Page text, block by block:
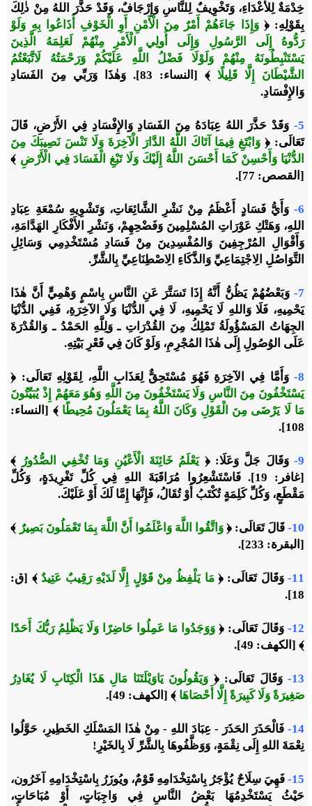
خِدْمَةٌ لِلأَعْدَاءِ، وَتَخْوِيفٌ لِلنَّاسِ وَإِرْجَافٌ، وَقَدْ حَذَّرَ اللهُ مِنْ ذٰلِكَ
بِقَوْلِهِ:﴿وَإِذَا جَاءَهُمْ أَمْرٌ مِنَ الْأَمْنِ أَوِ الْخَوْفِ أَذَاعُوا بِهِ وَلَوْ
رَدُّوهُ إِلَى الرَّسُولِ وَإِلَى أُولِي الْأَمْرِ مِنْهُمْ لَعَلِمَهُ الَّذِينَ
يَسْتَنْبِطُونَهُ مِنْهُمْ وَلَوْلَا فَضْلُ اللَّهِ عَلَيْكُمْ وَرَحْمَتُهُ لَاتَّبَعْتُمُ
الشَّيْطَانَ إِلَّا قَلِيلًا ﴾
[النساء: 83]. وَهٰذَا وَرَبِّي مِنَ الفَسَادِ
وَالإِفْسَادِ.
5-
وَقَدْ حَذَّرَ اللهُ عِبَادَهُ مِنَ الفَسَادِ وَالإِفْسَادِ فِي الأَرْضِ، قَالَ
تَعَالَى: ﴿ وَابْتَغِ فِيمَا آتَاكَ اللَّهُ الدَّارَ الْآخِرَةَ وَلَا تَنْسَ نَصِيبَكَ مِنَ
الدُّنْيَا وَأَحْسِنْ كَمَا أَحْسَنَ اللَّهُ إِلَيْكَ وَلَا تَبْغِ الْفَسَادَ فِي الْأَرْضِ ﴾
[القصص: 77].
6-
وَأَيُّ فَسَادٍ أَعْظَمُ مِنْ نَشْرِ الشَّائِعَاتِ، وَتَشْوِيهِ سُمْعَةِ عِبَادِ
اللهِ، وَهَتْكِ عَوْرَاتِ المُسْلِمِينَ وَفَضْحِهِمْ، وَنَشْرِ الأَفْكَارِ الهَدَّامَةِ،
وَأَقْوَالِ المُرْجِفِينَ وَالمُفْسِدِينَ مِنْ فَسَادِ مُسْتَخْدِمِي وَسَائِلِ
التَّوَاصُلِ الِاجْتِمَاعِيِّ وَالذَّكَاءِ الِاصْطِنَاعِيِّ بِالشَّرِّ.
7-
وَبَعْضُهُمْ يَظُنُّ أَنَّهُ إِذَا تَسَتَّرَ عَنِ النَّاسِ بِاسْمٍ وَهْمِيٍّ أَنَّ هٰذَا
يَحْمِيهِ، فَلَا وَاللهِ لَا يَحْمِيهِ، لَا فِي الدُّنْيَا وَلَا الآخِرَةِ، فَفِي الدُّنْيَا
الجِهَاتُ المَسْؤُولَةُ تَمْلِكُ مِنَ القُدْرَاتِ ـ وَلِلَّهِ الحَمْدُ ـ وَالقُدْرَةَ
عَلَى الوُصُولِ إِلَى هٰذَا المُجْرِمِ، وَلَوْ كَانَ فِي قَعْرِ بَيْتِهِ.
8- وَأَمَّا فِي الآخِرَةِ فَهُوَ مُسْتَحِقٌّ لِعَذَابِ اللَّهِ، لِقَوْلِهِ تَعَالَى: ﴿
يَسْتَخْفُونَ مِنَ النَّاسِ وَلَا يَسْتَخْفُونَ مِنَ اللَّهِ وَهُوَ مَعَهُمْ إِذْ يُبَيِّتُونَ
مَا لَا يَرْضَى مِنَ الْقَوْلِ وَكَانَ اللَّهُ بِمَا يَعْمَلُونَ مُحِيطًا ﴾ [النساء:
108].
9- وَقَالَ جَلَّ وَعَلَا:﴿يَعْلَمُ خَائِنَةَ الْأَعْيُنِ وَمَا تُخْفِي الصُّدُورُ ﴾
[غافر: 19]. فَاسْتَشْعِرُوا مُرَاقَبَةَ اللهِ فِي كُلِّ تَغْرِيدَةٍ، وَكُلِّ
مَقْطَعٍ، وَكُلِّ كَلِمَةٍ تُكْتَبُ أَوْ تُقَالُ، فَإِنَّهَا إِمَّا لَكَ أَوْ عَلَيْكَ.
10- قَالَ تَعَالَى:﴿وَاتَّقُوا اللَّهَ وَاعْلَمُوا أَنَّ اللَّهَ بِمَا تَعْمَلُونَ بَصِيرٌ ﴾
[البقرة: 233].
11- وَقَالَ تَعَالَى: ﴿مَا يَلْفِظُ مِنْ قَوْلٍ إِلَّا لَدَيْهِ رَقِيبٌ عَتِيدٌ﴾ [ق:
18].
12- وَقَالَ تَعَالَى:﴿وَوَجَدُوا مَا عَمِلُوا حَاضِرًا وَلَا يَظْلِمُ رَبُّكَ أَحَدًا
﴾ [الكهف: 49].
13- وَقَالَ تَعَالَى:﴿ وَيَقُولُونَ يَاوَيْلَتَنَا مَالِ هَذَا الْكِتَابِ لَا يُغَادِرُ
صَغِيرَةً وَلَا كَبِيرَةً إِلَّا أَحْصَاهَا ﴾ [الكهف: 49].
14-
فَالْحَذَرَ الحَذَرَ - عِبَادَ اللهِ - مِنْ هٰذَا المَسْلَكِ الخَطِيرِ، حَوَّلُوا
نِعْمَةَ اللهِ إِلَى نِقْمَةٍ، وَوَظَّفُوهَا بِالشَّرِّ لَا بِالخَيْرِ!
15- فَهِيَ سِلَاحٌ يُؤْجَرُ بِاسْتِخْدَامِهِ قَوْمٌ، ويُوزَرُ بِاسْتِخْدَامِهِ آخَرُون،
حَيْثُ يَسْتَخْدِمُهَا بَعْضُ النَّاسِ فِي وَاجِبَاتٍ، أَوْ مُبَاحَاتٍ،